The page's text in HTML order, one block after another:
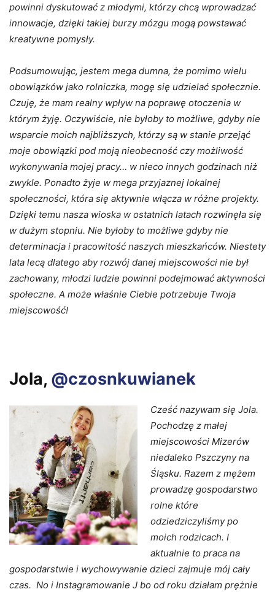
powinni dyskutować z młodymi, którzy chcą wprowadzać
innowacje, dzięki takiej burzy mózgu mogą powstawać
kreatywne pomysły.
Podsumowując, jestem mega dumna, że pomimo wielu
obowiązków jako rolniczka, mogę się udzielać społecznie.
Czuję, że mam realny wpływ na poprawę otoczenia w
którym żyję. Oczywiście, nie byłoby to możliwe, gdyby nie
wsparcie moich najbliższych, którzy są w stanie przejąć
moje obowiązki pod moją nieobecność czy możliwość
wykonywania mojej pracy… w nieco innych godzinach niż
zwykle. Ponadto żyje w mega przyjaznej lokalnej
społeczności, która się aktywnie włącza w różne projekty.
Dzięki temu nasza wioska w ostatnich latach rozwinęła się
w dużym stopniu. Nie byłoby to możliwe gdyby nie
determinacja i pracowitość naszych mieszkańców. Niestety
lata lecą dlatego aby rozwój danej miejscowości nie był
zachowany, młodzi ludzie powinni podejmować aktywności
społeczne. A może właśnie Ciebie potrzebuje Twoja
miejscowość!
Jola, @czosnkuwianek
Cześć nazywam się Jola.
Pochodzę z małej
miejscowości Mizerów
niedaleko Pszczyny na
Śląsku. Razem z mężem
prowadzę gospodarstwo
rolne które
odziedziczyliśmy po
moich rodzicach. I
aktualnie to praca na
gospodarstwie i wychowywanie dzieci zajmuje mój cały
czas. No i Instagramowanie J bo od roku działam prężnie